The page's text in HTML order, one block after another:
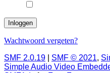
Wachtwoord vergeten?
SMF 2.0.19
SMF © 2021,
Simple Audio Video